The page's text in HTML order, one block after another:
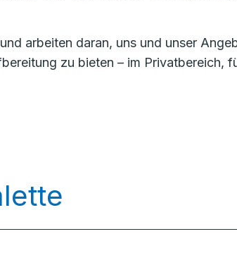
arbeiten daran, uns und unser
zu bieten – im Privatbereich,